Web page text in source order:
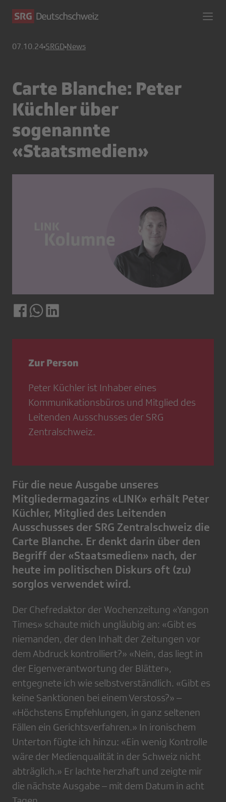
07.10.24 SRGD News
Carte Blanche: Peter
Küchler über
sogenannte
«Staatsmedien»
Zur Person
Peter Küchler ist Inhaber eines
Kommunikationsbüros und Mitglied des
Leitenden Ausschusses der SRG
Zentralschweiz.
Für die neue Ausgabe unseres
Mitgliedermagazins «LINK» erhält Peter
Küchler, Mitglied des Leitenden
Ausschusses der SRG Zentralschweiz die
Carte Blanche. Er denkt darin über den
Begriff der «Staatsmedien» nach, der
heute im politischen Diskurs oft (zu)
sorglos verwendet wird.
Der Chefredaktor der Wochenzeitung «Yangon
Times» schaute mich ungläubig an: «Gibt es
niemanden, der den Inhalt der Zeitungen vor
dem Abdruck kontrolliert?» «Nein, das liegt in
der Eigenverantwortung der Blätter»,
entgegnete ich wie selbstverständlich. «Gibt es
keine Sanktionen bei einem Verstoss?» –
«Höchstens Empfehlungen, in ganz seltenen
Fällen ein Gerichtsverfahren.» In ironischem
Unterton fügte ich hinzu: «Ein wenig Kontrolle
wäre der Medienqualität in der Schweiz nicht
abträglich.» Er lachte herzhaft und zeigte mir
die nächste Ausgabe – mit dem Datum in acht